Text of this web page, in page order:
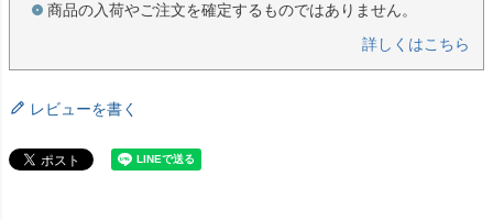
商品の入荷やご注文を確定するものではありません。
詳しくはこちら
レビューを書く